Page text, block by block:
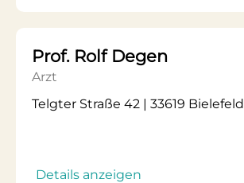
Prof. Rolf Degen
Arzt
Telgter Straße 42 | 33619 Bielefeld
Details anzeigen